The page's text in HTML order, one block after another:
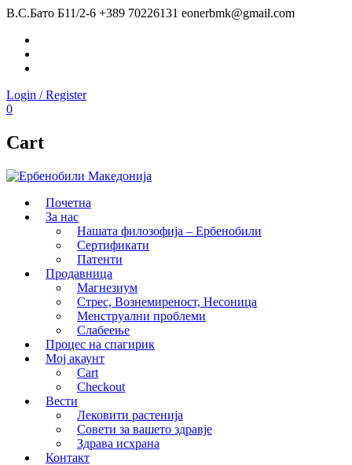
В.С.Бато Б11/2-6 +389 70226131 eonerbmk@gmail.com
Login / Register
0
Cart
Почетна
За нас
Нашата филозофија – Ербенобили
Сертификати
Патенти
Продавница
Магнезиум
Стрес, Вознемиреност, Несоница
Менструални проблеми
Слабеење
Процес на спагирик
Мој акаунт
Cart
Checkout
Вести
Лековити растенија
Совети за вашето здравје
Здрава исхрана
Контакт